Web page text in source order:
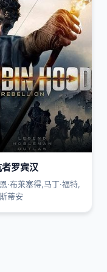
者罗宾汉
·布莱塞得,马丁·福特,
蒂安